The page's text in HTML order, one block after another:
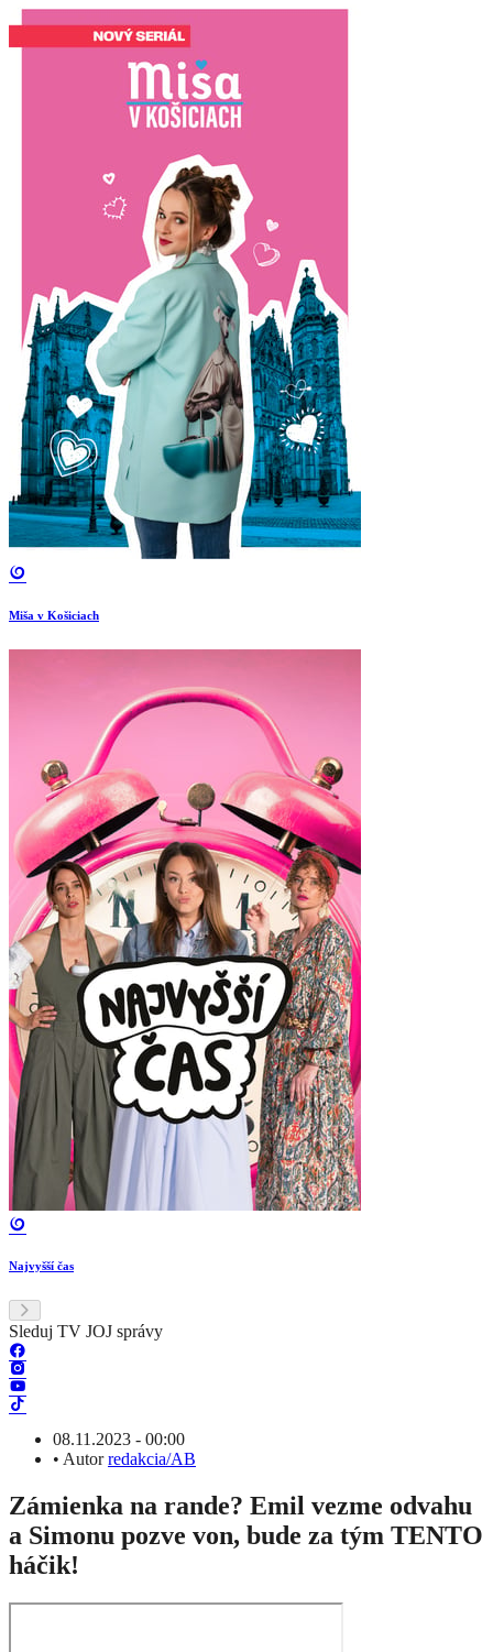
Miša v Košiciach
Najvyšší čas
Sleduj TV JOJ správy
08.11.2023 - 00:00
• Autorredakcia/AB
Zámienka na rande? Emil vezme odvahu
a Simonu pozve von, bude za tým TENTO
háčik!